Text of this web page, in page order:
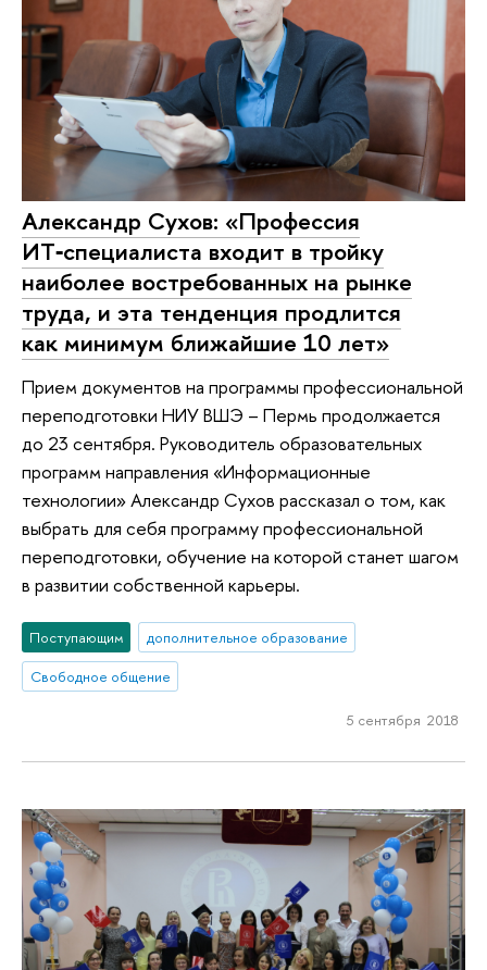
Александр Сухов: «Профессия
ИТ‑специалиста входит в тройку
наиболее востребованных на рынке
труда, и эта тенденция продлится
как минимум ближайшие 10 лет»
Прием документов на программы профессиональной
переподготовки НИУ ВШЭ – Пермь продолжается
до 23 сентября. Руководитель образовательных
программ направления «Информационные
технологии» Александр Сухов рассказал о том, как
выбрать для себя программу профессиональной
переподготовки, обучение на которой станет шагом
в развитии собственной карьеры.
Поступающим
дополнительное образование
Свободное общение
5 сентября 2018